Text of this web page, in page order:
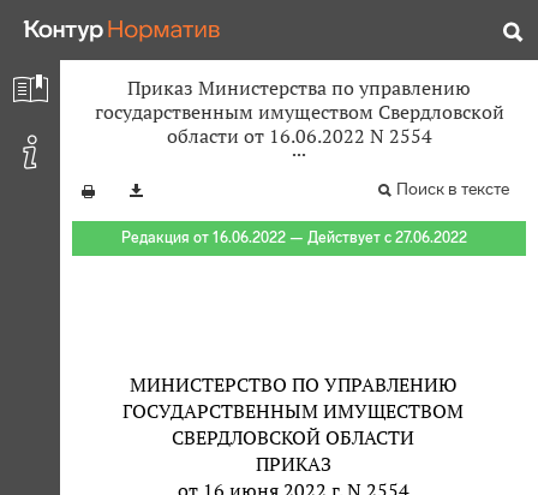
Приказ Министерства по управлению
государственным имуществом Свердловской
области от 16.06.2022 N 2554
Поиск в тексте
Редакция от 16.06.2022 — Действует с 27.06.2022
МИНИСТЕРСТВО ПО УПРАВЛЕНИЮ
ГОСУДАРСТВЕННЫМ ИМУЩЕСТВОМ
СВЕРДЛОВСКОЙ ОБЛАСТИ
ПРИКАЗ